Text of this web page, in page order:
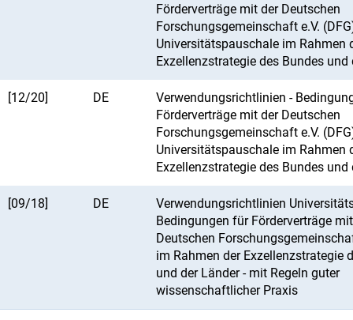
Förderverträge mit der Deutschen
Forschungsgemeinschaft e.V.
Universitätspauschale im Rahmen
Exzellenzstrategie des Bundes und
[12/20] DE
Verwendungsrichtlinien -
Förderverträge mit der Deutschen
Forschungsgemeinschaft e.V.
Universitätspauschale im Rahmen
Exzellenzstrategie des Bundes und
[09/18] DE
Verwendungsrichtlinien
Bedingungen für Förderverträge
Deutschen
im Rahmen der Exzellenzstrategie
und der Länder - mit Regeln guter
wissenschaftlicher Praxis